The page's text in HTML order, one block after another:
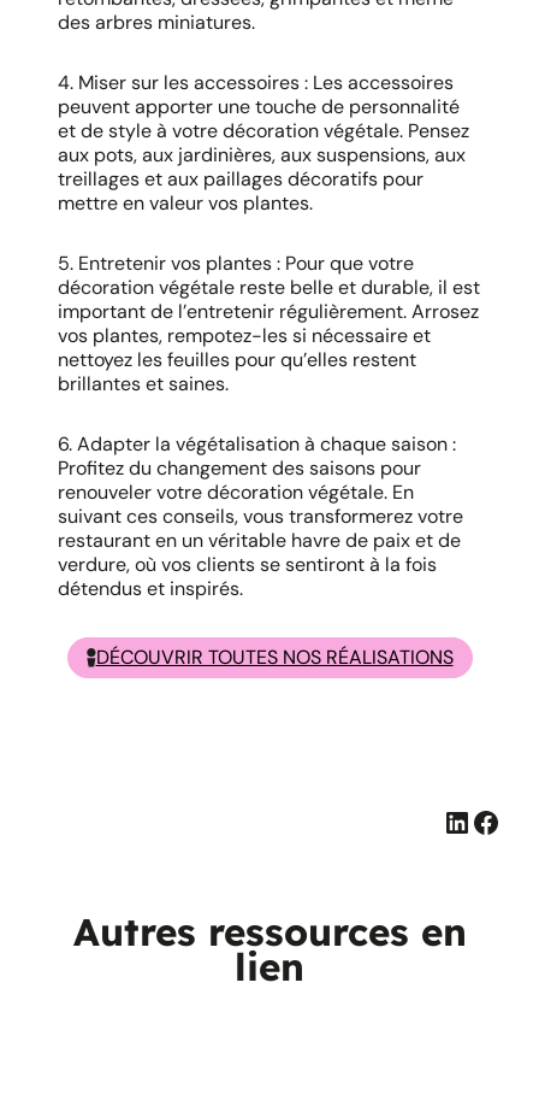
des arbres miniatures.
4. Miser sur les accessoires : Les accessoires
peuvent apporter une touche de personnalité
et de style à votre décoration végétale. Pensez
aux pots, aux jardinières, aux suspensions, aux
treillages et aux paillages décoratifs pour
mettre en valeur vos plantes.
5. Entretenir vos plantes : Pour que votre
décoration végétale reste belle et durable, il est
important de l’entretenir régulièrement. Arrosez
vos plantes, rempotez-les si nécessaire et
nettoyez les feuilles pour qu’elles restent
brillantes et saines.
6. Adapter la végétalisation à chaque saison :
Profitez du changement des saisons pour
renouveler votre décoration végétale. En
suivant ces conseils, vous transformerez votre
restaurant en un véritable havre de paix et de
verdure, où vos clients se sentiront à la fois
détendus et inspirés.
DÉCOUVRIR TOUTES NOS RÉALISATIONS
Autres ressources en
lien